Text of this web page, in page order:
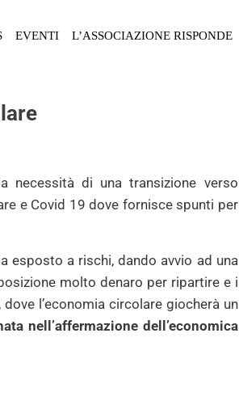
EVENTI L’ASSOCIAZIONE RISPONDE
necessità di una transizione verso
e Covid 19 dove fornisce spunti per
esposto a rischi, dando avvio ad una
molto denaro per ripartire e i
l’economia circolare giocherà un
nell’affermazione dell’economica